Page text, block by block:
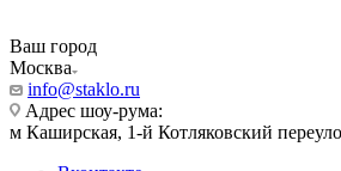
Ваш город
Москва
info@staklo.ru
Адрес шоу-рума:
м Каширская, 1-й Котляковский